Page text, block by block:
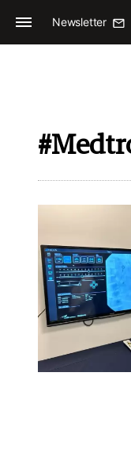
Newsletter